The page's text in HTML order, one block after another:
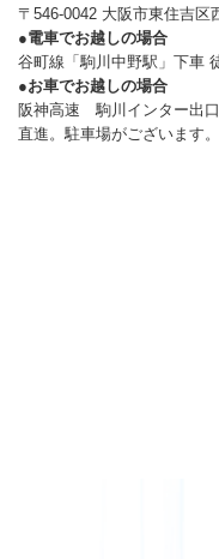
〒546-0042 大阪市東住吉区
●電車でお越しの場合
谷町線「駒川中野駅」下車
●お車でお越しの場合
阪神高速 駒川インター出
直進。駐車場がございます。